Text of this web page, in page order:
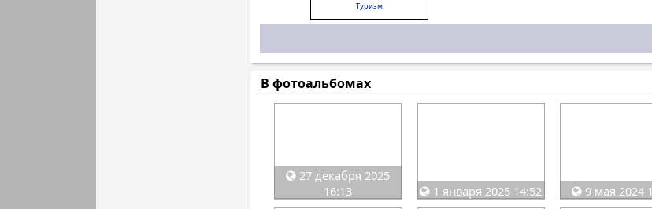
Туризм
В фотоальбомах
27 декабря 2025
16:13
1 января 2025 14:52 9 мая 2024